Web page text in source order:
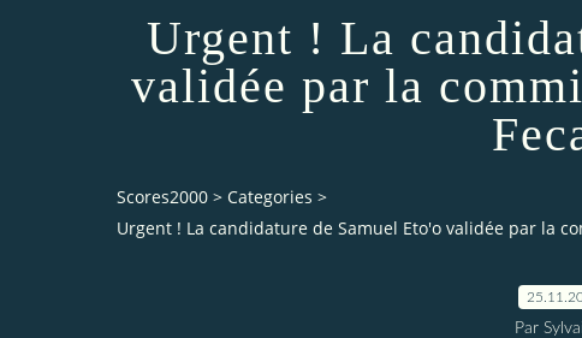
Urgent ! La
validée par la
Scores2000 > Categories >
Urgent ! La candidature de Samuel Eto'o validée par la
Par